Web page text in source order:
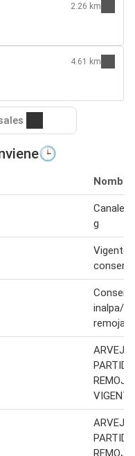
2.26 km
4.61 km
Nombre
Canale
g
Vigente
inalpa/